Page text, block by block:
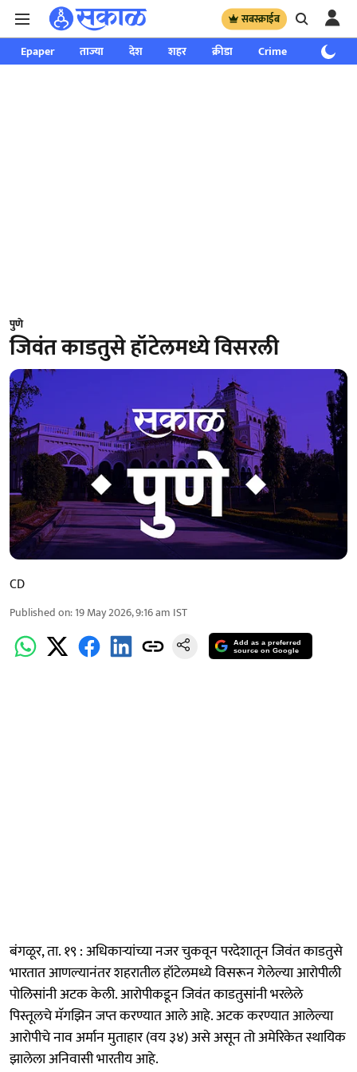
सबस्क्राईब
Epaper ताज्या देश शहर क्रीडा Crime साप्ताहिक
पुणे
जिवंत काडतुसे हॉटेलमध्ये विसरली
CD
Published on:19 May 2026, 9:16 am IST
Add as a preferred
source on Google
बंगळूर, ता. १९ : अधिकाऱ्यांच्या नजर चुकवून परदेशातून जिवंत काडतुसे
भारतात आणल्यानंतर शहरातील हॉटेलमध्ये विसरून गेलेल्या आरोपीली
पोलिसांनी अटक केली. आरोपीकडून जिवंत काडतुसांनी भरलेले
पिस्तूलचे मॅगझिन जप्त करण्यात आले आहे. अटक करण्यात आलेल्या
आरोपीचे नाव अर्मान मुताहार (वय ३४) असे असून तो अमेरिकेत स्थायिक
झालेला अनिवासी भारतीय आहे.